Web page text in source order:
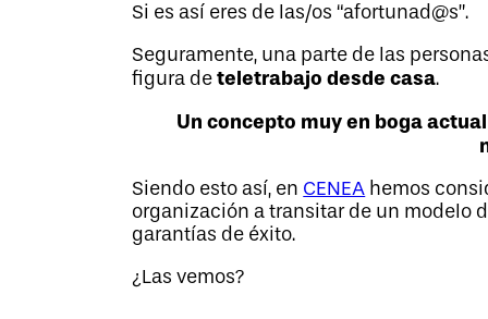
Si es así eres de las/os “afortunad@s”.
Seguramente, una parte de las
figura deteletrabajo desde casa.
Un concepto muy en boga
Siendo esto así, en CENEA hemos
organización a transitar de un modelo
garantías de éxito.
¿Las vemos?